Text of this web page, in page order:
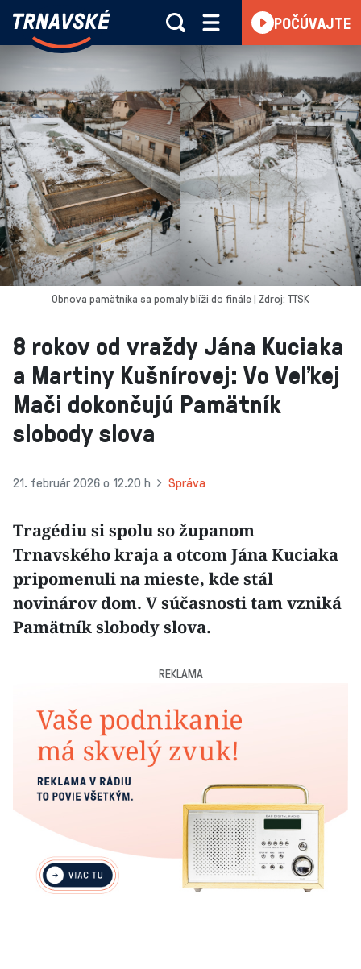
Skočiť na obsah
Trnavské
-
čo
sa
deje
v
kraji
POČÚVAJTE
8 rokov od vraždy Jána Kuciaka
a Martiny Kušnírovej: Vo Veľkej
Mači dokončujú Pamätník
slobody slova
21. február 2026 o 12.20 h Správa
Tragédiu si spolu so županom
Trnavského kraja a otcom Jána Kuciaka
pripomenuli na mieste, kde stál
novinárov dom. V súčasnosti tam vzniká
Pamätník slobody slova.
Obnova pamätníka sa pomaly blíži do finále | Zdroj: TTSK
REKLAMA